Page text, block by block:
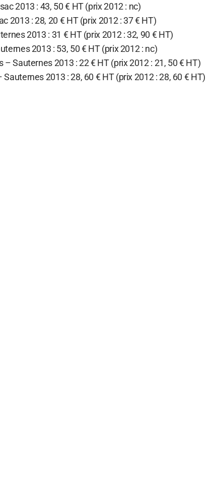
2013 : 43, 50 € HT (prix 2012 : nc)
2013 : 28, 20 € HT (prix 2012 : 37 € HT)
2013 : 31 € HT (prix 2012 : 32, 90 € HT)
2013 : 53, 50 € HT (prix 2012 : nc)
– Sauternes 2013 : 22 € HT (prix 2012 : 21, 50 € HT)
2013 : 28, 60 € HT (prix 2012 : 28, 60 € HT)